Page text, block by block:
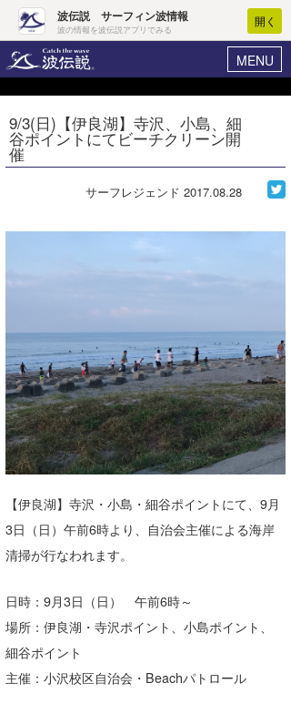
波伝説 サーフィン波情報
波の情報を波伝説アプリでみる
開く
MENU
ヘルプ マイホーム
ログイン
サーフィンエリアガイド
会員メニュー
今月のプレゼント
9/3(日)【伊良湖】寺沢、小島、細
谷ポイントにてビーチクリーン開
催
サーフレジェンド 2017.08.28
【伊良湖】寺沢・小島・細谷ポイントにて、9月
3日（日）午前6時より、自治会主催による海岸
清掃が行なわれます。
日時：9月3日（日） 午前6時～
場所：伊良湖・寺沢ポイント、小島ポイント、
細谷ポイント
主催：小沢校区自治会・Beachパトロール
Core Surf Japan
ファッション/グッズ
アート＆エンタメ
ショップ情報
ショップ情報
湘南
千葉北
伊豆
千葉南
四国
沖縄
ウラナミ
お知らせ
その他
ルール＆How to
VOTE!
サーファーズ